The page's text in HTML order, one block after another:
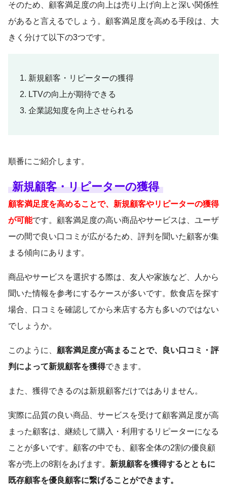
そのため、顧客満足度の向上は売り上げ向上と深い関係性
があると言えるでしょう。顧客満足度を高める手段は、大
きく分けて以下の3つです。
新規顧客・リピーターの獲得
LTVの向上が期待できる
企業認知度を向上させられる
順番にご紹介します。
新規顧客・リピーターの獲得
顧客満足度を高めることで、新規顧客やリピーターの獲得
が可能です。顧客満足度の高い商品やサービスは、ユーザ
ーの間で良い口コミが広がるため、評判を聞いた顧客が集
まる傾向にあります。
商品やサービスを選択する際は、友人や家族など、人から
聞いた情報を参考にするケースが多いです。飲食店を探す
場合、口コミを確認してから来店する方も多いのではない
でしょうか。
このように、 顧客満足度が高まることで、良い口コミ・評
判によって新規顧客を獲得できます。
また、獲得できるのは新規顧客だけではありません。
実際に品質の良い商品、サービスを受けて顧客満足度が高
まった顧客は、継続して購入・利用するリピーターになる
ことが多いです。顧客の中でも、顧客全体の2割の優良顧
客が売上の8割をあげます。 新規顧客を獲得するとともに
既存顧客を優良顧客に繋げることができます。